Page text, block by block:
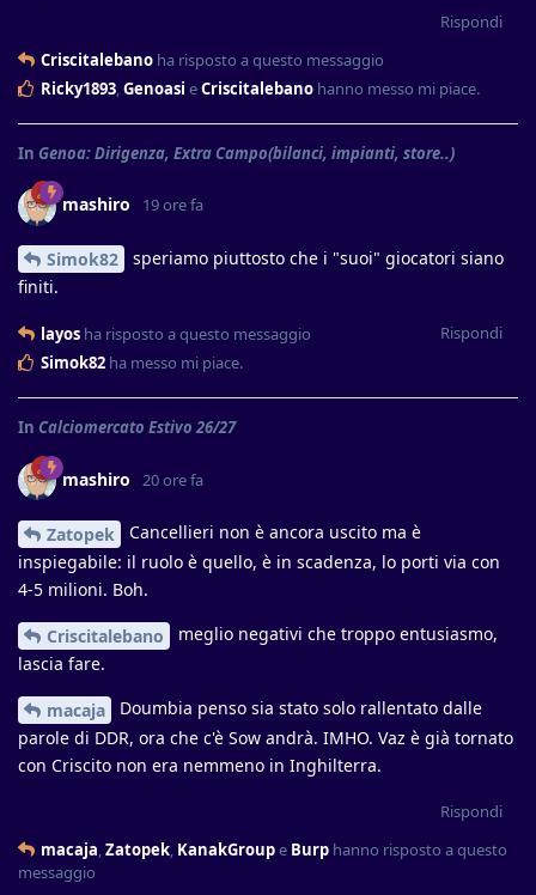
Rispondi
Criscitalebano ha risposto a questo messaggio
Ricky1893 Genoasi eCriscitalebano hanno messo mi piace.
In Genoa: Dirigenza, Extra Campo(bilanci, impianti, store..)
mashiro 19 ore fa
Simok82
speriamo piuttosto che i "suoi" giocatori siano
finiti.
Rispondi
layos ha risposto a questo messaggio
Simok82 ha messo mi piace.
In Calciomercato Estivo 26/27
mashiro 20 ore fa
Zatopek
Cancellieri non è ancora uscito ma è
inspiegabile: il ruolo è quello, è in scadenza, lo porti via con
4-5 milioni. Boh.
Criscitalebano
meglio negativi che troppo entusiasmo,
lascia fare.
macaja
Doumbia penso sia stato solo rallentato dalle
parole di DDR, ora che c'è Sow andrà. IMHO. Vaz è già tornato
con Criscito non era nemmeno in Inghilterra.
Rispondi
macaja Zatopek KanakGroupe Burp hanno risposto a questo
messaggio